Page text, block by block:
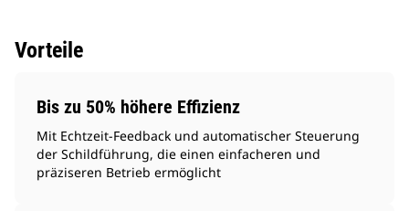
Vorteile
Bis zu 50% höhere Effizienz
Mit Echtzeit-Feedback und automatischer Steuerung
der Schildführung, die einen einfacheren und
präziseren Betrieb ermöglicht